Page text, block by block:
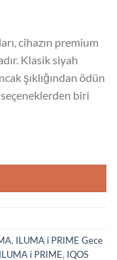
cihazın premium
Klasik siyah
şıklığından ödün
biri
, ILUMA i PRIME Gece
i PRIME, IQOS